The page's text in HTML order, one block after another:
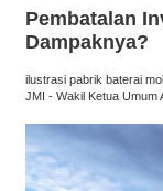
Pembatalan
Dampaknya?
ilustrasi pabrik baterai
JMI - Wakil Ketua Umum